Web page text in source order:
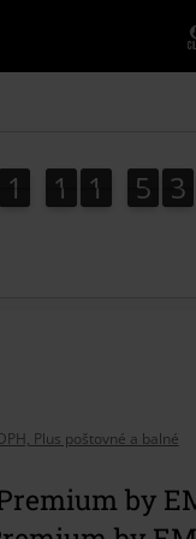
1
1 1
1 1
1 5
5 3
3
Plus poštovné a balné
by